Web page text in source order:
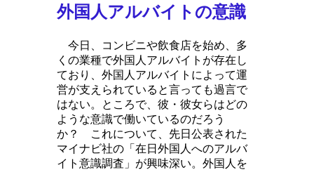
外国人アルバイトの意識
今日、コンビニや飲食店を始め、多
くの業種で外国人アルバイトが存在し
ており、外国人アルバイトによって運
営が支えられていると言っても過言で
はない。ところで、彼・彼女らはどの
ような意識で働いているのだろう
か？ これについて、先日公表された
マイナビ社の「在日外国人へのアルバ
イト意識調査」が興味深い。外国人を